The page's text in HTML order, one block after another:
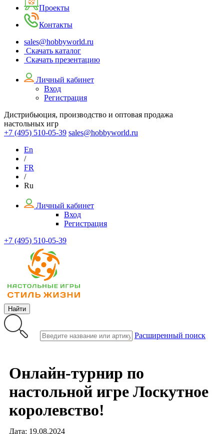
Проекты
Контакты
sales@hobbyworld.ru
Скачать каталог
Скачать презентацию
Личный кабинет
Вход
Регистрация
Дистрибьюция, производство и оптовая продажа
настольных игр
+7 (495) 510-05-39 sales@hobbyworld.ru
En
/
FR
/
Ru
Личный кабинет
Вход
Регистрация
+7 (495) 510-05-39
Найти
Расширенный поиск
Онлайн-турнир по
настольной игре Лоскутное
королевство!
Дата: 19.08.2024